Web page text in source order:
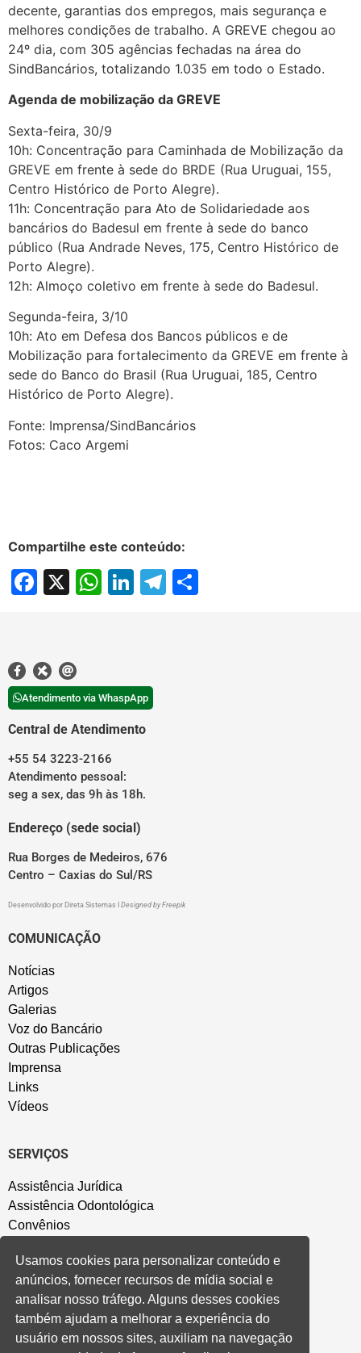
decente, garantias dos empregos, mais segurança e
melhores condições de trabalho. A GREVE chegou ao
24º dia, com 305 agências fechadas na área do
SindBancários, totalizando 1.035 em todo o Estado.
Agenda de mobilização da GREVE
Sexta-feira, 30/9
10h: Concentração para Caminhada de Mobilização da
GREVE em frente à sede do BRDE (Rua Uruguai, 155,
Centro Histórico de Porto Alegre).
11h: Concentração para Ato de Solidariedade aos
bancários do Badesul em frente à sede do banco
público (Rua Andrade Neves, 175, Centro Histórico de
Porto Alegre).
12h: Almoço coletivo em frente à sede do Badesul.
Segunda-feira, 3/10
10h: Ato em Defesa dos Bancos públicos e de
Mobilização para fortalecimento da GREVE em frente à
sede do Banco do Brasil (Rua Uruguai, 185, Centro
Histórico de Porto Alegre).
Fonte: Imprensa/SindBancários
Fotos: Caco Argemi
Compartilhe este conteúdo:
Facebook
X WhatsApp
LinkedIn
Telegram
Atendimento via WhaspApp
Central de Atendimento
+55 54 3223-2166
Atendimento pessoal:
seg a sex, das 9h às 18h.
Endereço (sede social)
Rua Borges de Medeiros, 676
Centro – Caxias do Sul/RS
Desenvolvido por Direta Sistemas Designed by Freepik
COMUNICAÇÃO
Notícias
Artigos
Galerias
Voz do Bancário
Outras Publicações
Imprensa
Links
Vídeos
SERVIÇOS
Assistência Jurídica
Assistência Odontológica
Convênios
Salão de Festa
Política de Privacidade
CONVENÇÃO COLETIVA E ACORDOS
Usamos cookies para personalizar conteúdo e
anúncios, fornecer recursos de mídia social e
analisar nosso tráfego. Alguns desses cookies
também ajudam a melhorar a experiência do
usuário em nossos sites, auxiliam na navegação